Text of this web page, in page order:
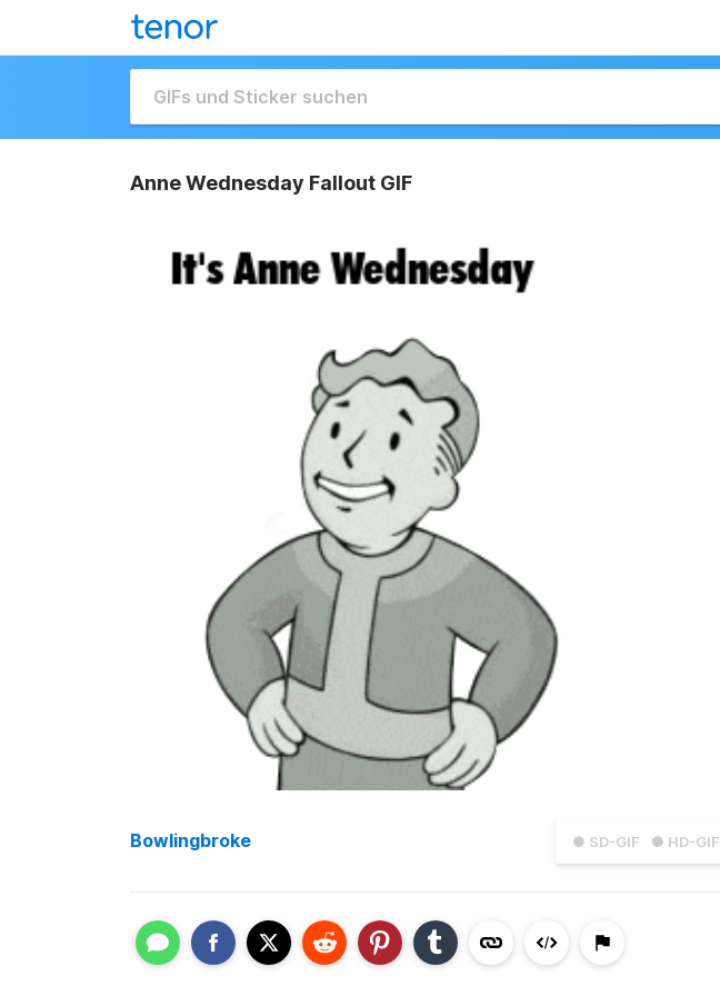
Anne Wednesday Fallout GIF
● SD-GIF ● HD-GIF
Bowlingbroke